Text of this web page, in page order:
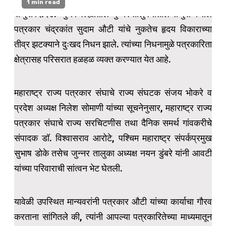
1 min read
राजुरी दि.२४:- पुणे जिल्ह्यातील जुन्नर तालुक्यातील राजुरी येथील
पत्रकार चंद्रकांत सुदाम औटी यांचे नुकतेच हृदय विकाराच्या
तीव्र झटक्याने दुःखद निधन झाले. त्यांच्या निधनामुळे पत्रकारिता
क्षेत्रासह परिसरात हळहळ व्यक्त करण्यात येत आहे.
महाराष्ट्र राज्य पत्रकार संघाचे राज्य संघटक संजय भोकरे व
प्रदेश अध्यक्ष निलेश सोमाणी यांच्या सूचनेनुसार, महाराष्ट्र राज्य
पत्रकार संघाचे राज्य सरचिटणीस तथा दैनिक समर्थ गांवकरीचे
संपादक डॉ. विश्वासराव आरोटे, पश्चिम महाराष्ट्र संपर्कप्रमुख
सुभाष डोके तसेच जुन्नर तालुका अध्यक्ष नयन डुंबरे यांनी आवटी
यांच्या परिवाराची सांत्वन भेट घेतली.
यावेळी उपस्थित मान्यवरांनी पत्रकार औटी यांच्या कार्याचा गौरव
करताना सांगितले की, त्यांनी आपल्या पत्रकारितेच्या माध्यमातून